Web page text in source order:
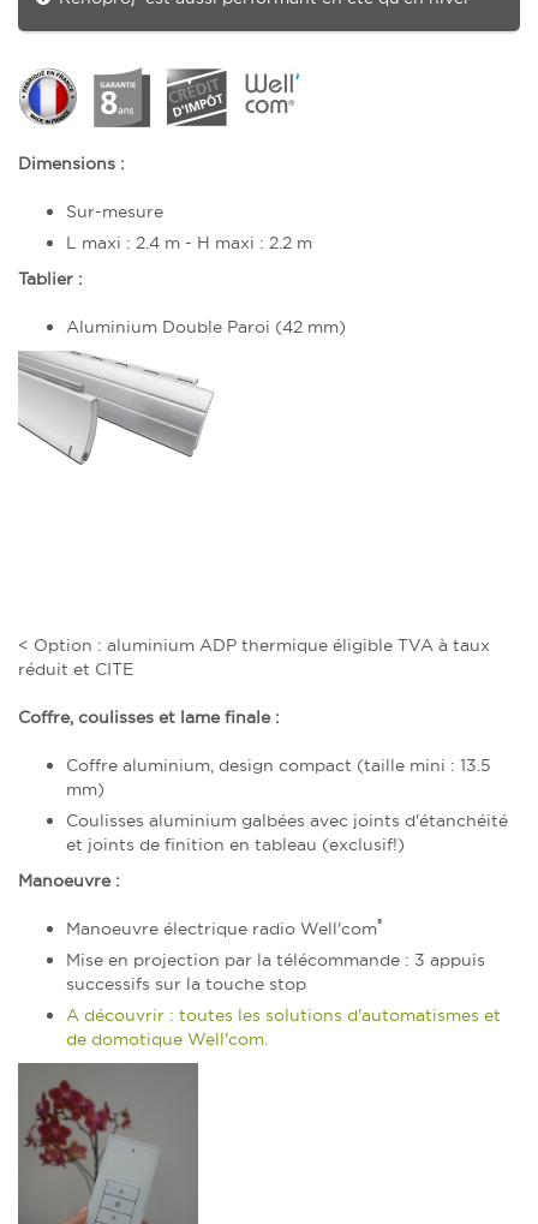
Dimensions :
Sur-mesure
L maxi : 2.4 m - H maxi : 2.2 m
Tablier :
Aluminium Double Paroi (42 mm)
< Option : aluminium ADP thermique éligible TVA à taux
réduit et CITE
Coffre, coulisses et lame finale :
Coffre aluminium, design compact (taille mini : 13.5
mm)
Coulisses aluminium galbées avec joints d'étanchéité
et joints de finition en tableau (exclusif!)
Manoeuvre :
Manoeuvre électrique radio Well'com®
Mise en projection par la télécommande : 3 appuis
successifs sur la touche stop
A découvrir : toutes les solutions d'automatismes et
de domotique Well'com.